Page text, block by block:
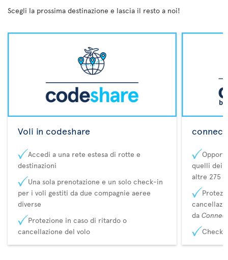
Scegli la prossima destinazione e lascia il resto a noi!
Voli in codeshare
Accedi a una rete estesa di rotte e
destinazioni
Una sola prenotazione e un solo check-in
per i voli gestiti da due compagnie aeree
diverse
Protezione in caso di ritardo o
cancellazione del volo
quelli dei
altre 275
da
Check-